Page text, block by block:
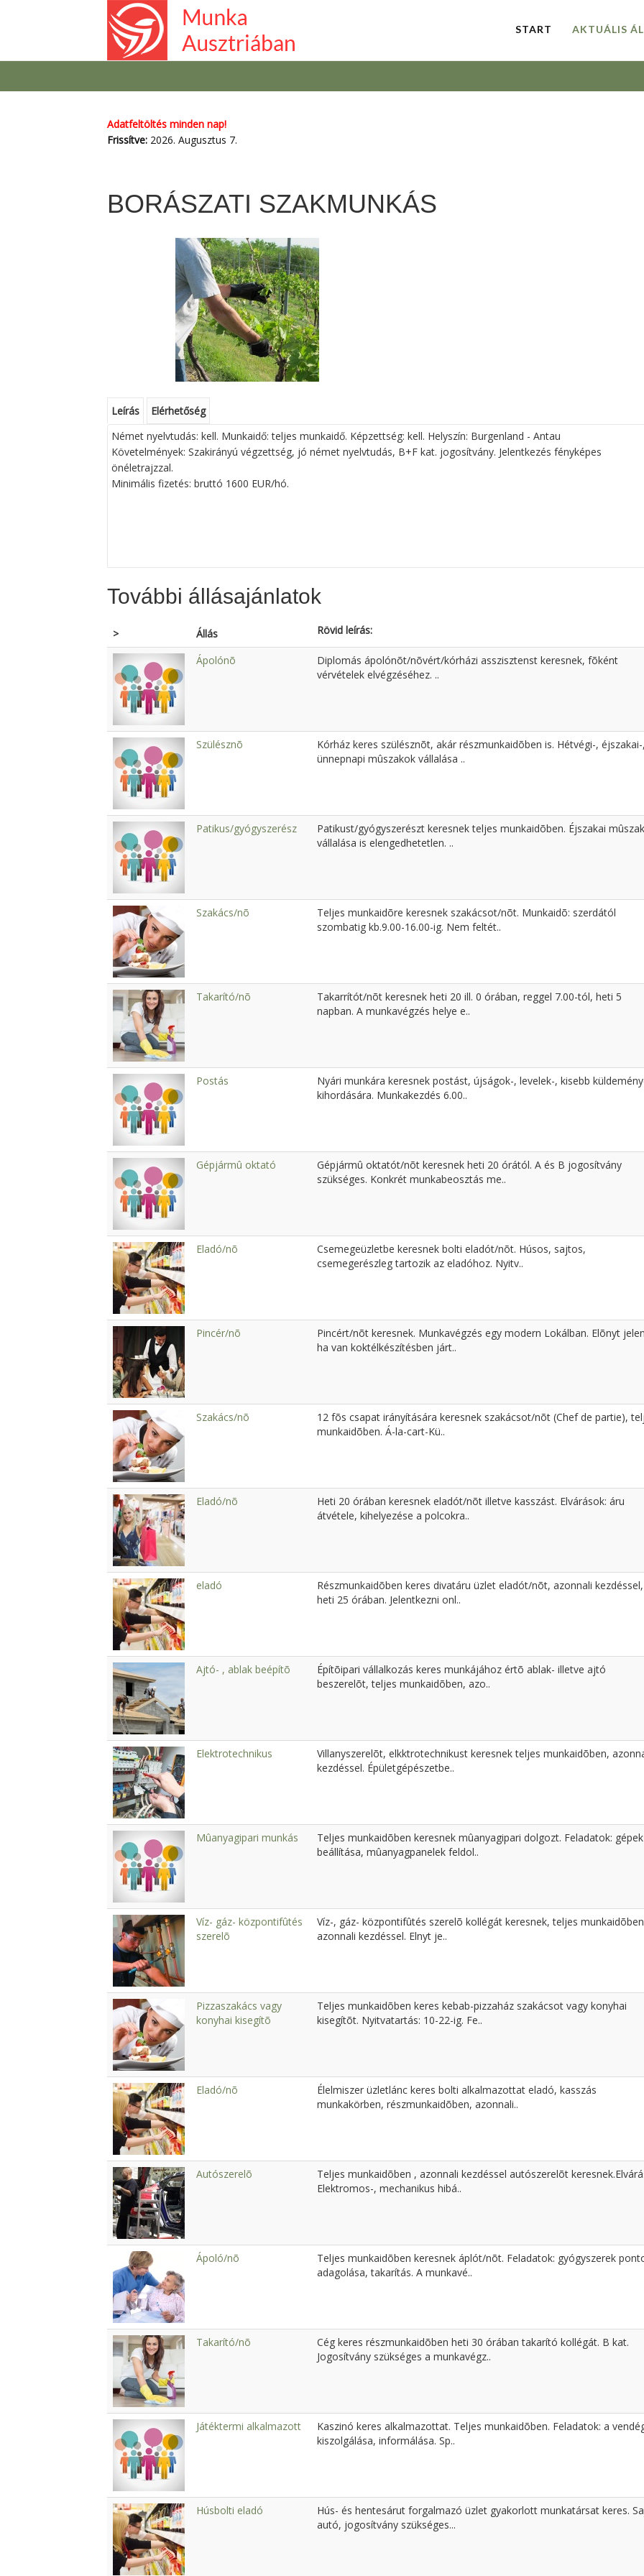
START AKTUÁLIS
Adatfeltöltés minden nap!
Frissítve: 2026. Augusztus 7.
BORÁSZATI SZAKMUNKÁS
Leírás
Elérhetőség
Német nyelvtudás: kell. Munkaidő: teljes munkaidő. Képzettség: kell. Helyszín: Burgenland - Antau
Követelmények: Szakirányú végzettség, jó német nyelvtudás, B+F kat. jogosítvány. Jelentkezés fényképes
önéletrajzzal.
Minimális fizetés: bruttó 1600 EUR/hó.
További állásajánlatok
> Állás Rövid leírás:
Ápolónõ
Diplomás ápolónõt/nõvért/kórházi asszisztenst keresnek, fõként
vérvételek elvégzéséhez. ..
Szülésznõ
Kórház keres szülésznõt, akár részmunkaidõben is. Hétvégi-,
ünnepnapi mûszakok vállalása ..
Patikus/gyógyszerész
Patikust/gyógyszerészt keresnek teljes munkaidõben. Éjszakai
vállalása is elengedhetetlen. ..
Szakács/nõ
Teljes munkaidõre keresnek szakácsot/nõt. Munkaidõ: szerdától
szombatig kb.9.00-16.00-ig. Nem feltét..
Takarító/nõ
Takarrítót/nõt keresnek heti 20 ill. 0 órában, reggel 7.00-tól, heti 5
napban. A munkavégzés helye e..
Postás
Nyári munkára keresnek postást, újságok-, levelek-, kisebb
kihordására. Munkakezdés 6.00..
Gépjármû oktató
Gépjármû oktatót/nõt keresnek heti 20 órától. A és B jogosítvány
szükséges. Konkrét munkabeosztás me..
Eladó/nõ
Csemegeüzletbe keresnek bolti eladót/nõt. Húsos, sajtos,
csemegerészleg tartozik az eladóhoz. Nyitv..
Pincér/nõ
Pincért/nõt keresnek. Munkavégzés egy modern Lokálban. Elõnyt
ha van koktélkészítésben járt..
Szakács/nõ
12 fõs csapat irányítására keresnek szakácsot/nõt (Chef de partie),
munkaidõben. Á-la-cart-Kü..
Eladó/nõ
Heti 20 órában keresnek eladót/nõt illetve kasszást. Elvárások: áru
átvétele, kihelyezése a polcokra..
eladó
Részmunkaidõben keres divatáru üzlet eladót/nõt, azonnali kezdéssel,
heti 25 órában. Jelentkezni onl..
Ajtó- , ablak beépítõ
Építõipari vállalkozás keres munkájához értõ ablak- illetve ajtó
beszerelõt, teljes munkaidõben, azo..
Elektrotechnikus
Villanyszerelõt, elkktrotechnikust keresnek teljes munkaidõben,
kezdéssel. Épületgépészetbe..
Mûanyagipari munkás
Teljes munkaidõben keresnek mûanyagipari dolgozt. Feladatok: gépek
beállítása, mûanyagpanelek feldol..
Víz- gáz- központifûtés
szerelõ
Víz-, gáz- központifûtés szerelõ kollégát keresnek, teljes
azonnali kezdéssel. Elnyt je..
Pizzaszakács vagy
konyhai kisegítõ
Teljes munkaidõben keres kebab-pizzaház szakácsot vagy konyhai
kisegítõt. Nyitvatartás: 10-22-ig. Fe..
Eladó/nõ
Élelmiszer üzletlánc keres bolti alkalmazottat eladó, kasszás
munkakörben, részmunkaidõben, azonnali..
Autószerelõ
Teljes munkaidõben , azonnali kezdéssel autószerelõt
Elektromos-, mechanikus hibá..
Ápoló/nõ
Teljes munkaidõben keresnek áplót/nõt. Feladatok: gyógyszerek
adagolása, takarítás. A munkavé..
Takarító/nõ
Cég keres részmunkaidõben heti 30 órában takarító kollégát. B kat.
Jogosítvány szükséges a munkavégz..
Játéktermi alkalmazott
Kaszinó keres alkalmazottat. Teljes munkaidõben. Feladatok: a
kiszolgálása, informálása. Sp..
Húsbolti eladó
Hús- és hentesárut forgalmazó üzlet gyakorlott munkatársat keres.
autó, jogosítvány szükséges...